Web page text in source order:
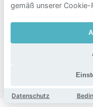
gemäß unserer Cookie-
Datenschutz